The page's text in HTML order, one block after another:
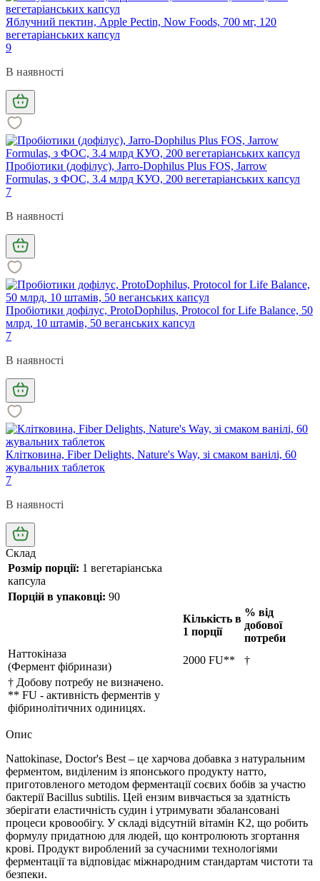
Яблучний пектин, Apple Pectin, Now Foods, 700 мг, 120
вегетаріанських капсул
9
В наявності
Пробіотики (дофілус), Jarro-Dophilus Plus FOS, Jarrow
Formulas, з ФОС, 3.4 млрд КУО, 200 вегетаріанських капсул
7
В наявності
Пробіотики дофілус, ProtoDophilus, Protocol for Life Balance, 50
млрд, 10 штамів, 50 веганських капсул
7
В наявності
Клітковина, Fiber Delights, Nature's Way, зі смаком ванілі, 60
жувальних таблеток
7
В наявності
Склад
Розмір порції: 1 вегетаріанська
капсула
Порцій в упаковці: 90
Кількість в
1 порції
% від
добової
потреби
Наттокіназа
(Фермент фібринази)
2000 FU**
†
† Добову потребу не визначено.
** FU - активність ферментів у
фібринолітичних одиницях.
Опис
Nattokinase, Doctor's Best – це харчова добавка з натуральним
ферментом, виділеним із японського продукту натто,
приготовленого методом ферментації соєвих бобів за участю
бактерії Bacillus subtilis. Цей ензим вивчається за здатність
зберігати еластичність судин і утримувати збалансовані
процеси кровообігу. У складі відсутній вітамін K2, що робить
формулу придатною для людей, що контролюють згортання
крові. Продукт вироблений за сучасними технологіями
ферментації та відповідає міжнародним стандартам чистоти та
безпеки.